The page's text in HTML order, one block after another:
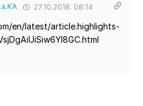
27.10.2018. 08:14
en/latest/article.highlights-